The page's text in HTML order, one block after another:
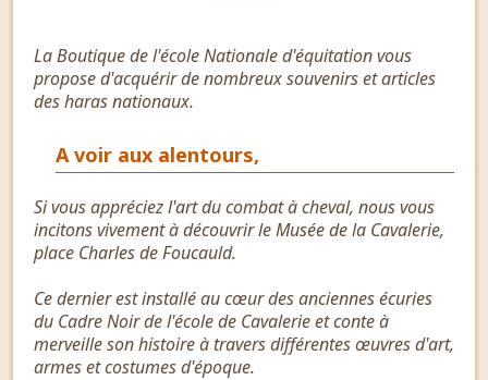
La Boutique de l'école Nationale d'équitation vous
propose d'acquérir de nombreux souvenirs et articles
des haras nationaux.
A voir aux alentours,
Si vous appréciez l'art du combat à cheval, nous vous
incitons vivement à découvrir le Musée de la Cavalerie,
place Charles de Foucauld.
Ce dernier est installé au cœur des anciennes écuries
du Cadre Noir de l'école de Cavalerie et conte à
merveille son histoire à travers différentes œuvres d'art,
armes et costumes d'époque.